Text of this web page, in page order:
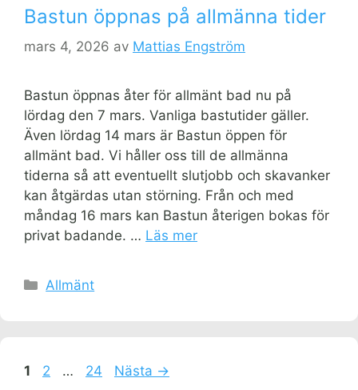
Bastun öppnas på allmänna tider
mars 4, 2026 av Mattias Engström
Bastun öppnas åter för allmänt bad nu på
lördag den 7 mars. Vanliga bastutider gäller.
Även lördag 14 mars är Bastun öppen för
allmänt bad. Vi håller oss till de allmänna
tiderna så att eventuellt slutjobb och skavanker
kan åtgärdas utan störning. Från och med
måndag 16 mars kan Bastun återigen bokas för
privat badande. … Läs mer
Kategorier
Allmänt
Sida
1 Sida
2 … Sida
24 Nästa →